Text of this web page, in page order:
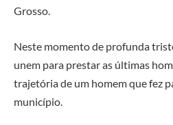
Grosso.
Neste momento de profunda
unem para prestar as últimas
trajetória de um homem que fez
município.